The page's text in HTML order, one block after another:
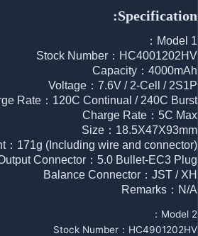
Specification:
Model 1：
Stock Number：HC4001202HV
Capacity：4000mAh
Voltage：7.6V / 2-Cell / 2S1P
Rate：120C Continual / 240C Burst
Charge Rate：5C Max
Size：18.5X47X93mm
：171g (Including wire and connector)
Connector：5.0 Bullet-EC3 Plug
Balance Connector：JST / XH
Remarks：N/A
Model 2：
Stock Number：HC4901202HV